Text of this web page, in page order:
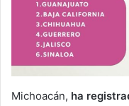
Michoacán, ha